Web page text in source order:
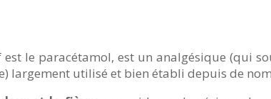
le paracétamol, est un analgésique (qui
largement utilisé et bien établi depuis de